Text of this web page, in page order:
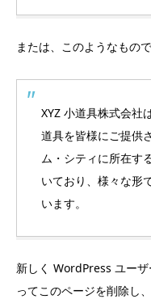
または、このようなもので
XYZ 小道具株式会社
道具を皆様にご提供
ム・シティに所在す
いており、様々な形
います。
新しく WordPress ユーザ
ってこのページを削除し